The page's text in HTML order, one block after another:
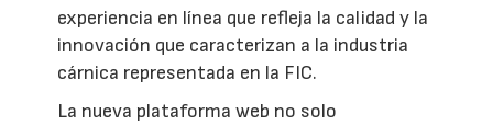
experiencia en línea que refleja la calidad y la
innovación que caracterizan a la industria
cárnica representada en la FIC.
La nueva plataforma web no solo